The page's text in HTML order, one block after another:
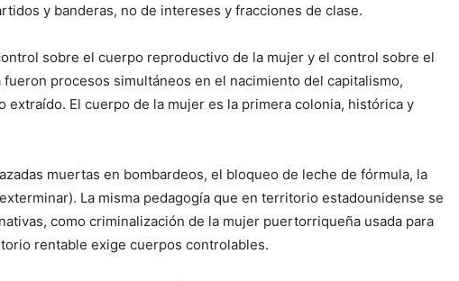
y banderas, no de intereses y fracciones de clase.
sobre el cuerpo reproductivo de la mujer y el control sobre el
procesos simultáneos en el nacimiento del capitalismo,
El cuerpo de la mujer es la primera colonia, histórica y
muertas en bombardeos, el bloqueo de leche de fórmula, la
La misma pedagogía que en territorio estadounidense se
como criminalización de la mujer puertorriqueña usada para
rentable exige cuerpos controlables.